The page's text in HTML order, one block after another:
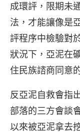
成環評，限期未
法，才能讓像是
評程序中檢驗對
狀況下，亞泥在
住民族諮商同意
反亞泥自救會指
部落的三方會談
以來被亞泥拿去